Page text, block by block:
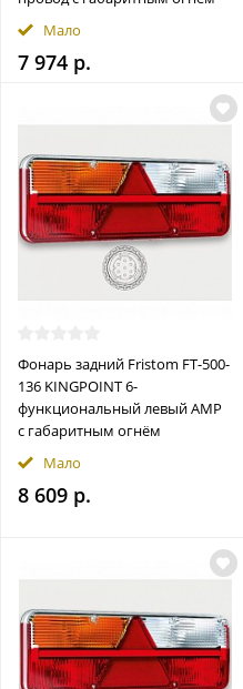
Мало
7 974 р.
Фонарь задний Fristom FT-500-
136 KINGPOINT 6-
функциональный левый AMP
с габаритным огнём
Мало
8 609 р.